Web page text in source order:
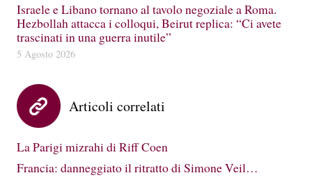
Israele e Libano tornano al tavolo negoziale a Roma.
Hezbollah attacca i colloqui, Beirut replica: “Ci avete
trascinati in una guerra inutile”
5 Agosto 2026
Articoli correlati
La Parigi mizrahi di Riff Coen
Francia: danneggiato il ritratto di Simone Veil…